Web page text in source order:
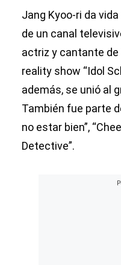
Jang Kyoo-ri da
de un canal
actriz y cantante de
reality show “Idol
además, se unió al
También fue parte
no estar bien”,
Detective”.